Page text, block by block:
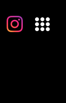
ENTRY 応募する |